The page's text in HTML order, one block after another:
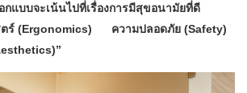
กแบบจะเน้นไปที่เรื่องการมีสุขอนามัยที่ดี
ตร์ (Ergonomics) ความปลอดภัย (Safety)